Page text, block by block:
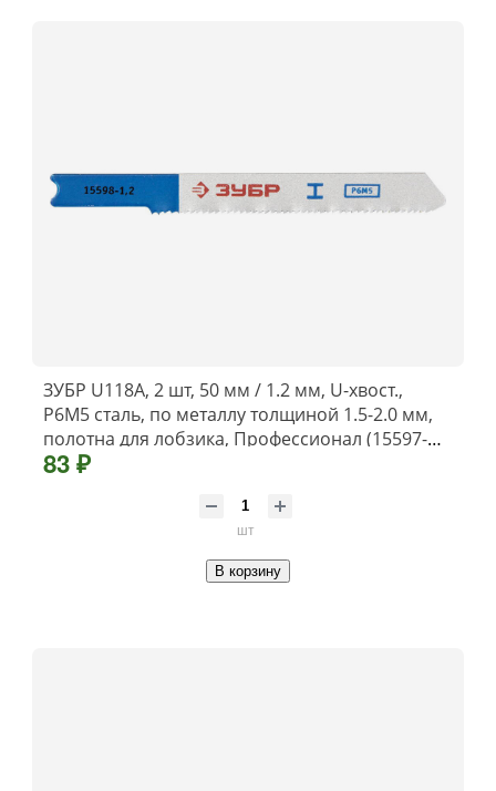
ЗУБР U118A, 2 шт, 50 мм / 1.2 мм, U-хвост.,
Р6М5 сталь, по металлу толщиной 1.5-2.0 мм,
полотна для лобзика, Профессионал (15597-
1.2)
83 ₽
шт
В корзину